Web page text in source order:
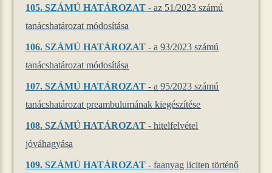
105.SZÁMÚ HATÁROZAT - az 51/2023 számú
tanácshatározat módosítása
106.SZÁMÚ HATÁROZAT - a 93/2023 számú
tanácshatározat módosítása
107.SZÁMÚ HATÁROZAT - a 95/2023 számú
tanácshatározat preambulumának kiegészítése
108.SZÁMÚ HATÁROZAT - hitelfelvétel
jóváhagyása
109.SZÁMÚ HATÁROZAT - faanyag liciten történő